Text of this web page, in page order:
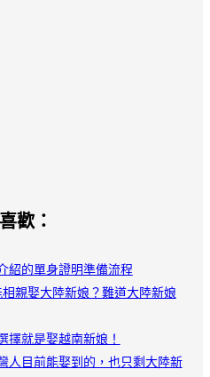
歡：
紹的單身證明準備流程
親娶大陸新娘？難道大陸新娘
擇就是娶越南新娘！
人目前能娶到的，也只剩大陸新